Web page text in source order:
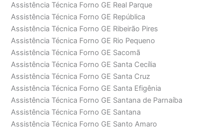
Assistência Técnica Forno GE Real Parque
Assistência Técnica Forno GE República
Assistência Técnica Forno GE Ribeirão Pires
Assistência Técnica Forno GE Rio Pequeno
Assistência Técnica Forno GE Sacomã
Assistência Técnica Forno GE Santa Cecília
Assistência Técnica Forno GE Santa Cruz
Assistência Técnica Forno GE Santa Efigênia
Assistência Técnica Forno GE Santana de Parnaíba
Assistência Técnica Forno GE Santana
Assistência Técnica Forno GE Santo Amaro